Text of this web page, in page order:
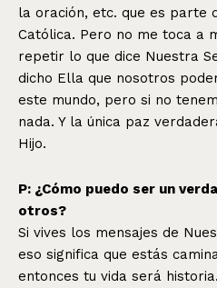
la oración, etc. que es parte
Católica. Pero no me toca a
repetir lo que dice Nuestra
dicho Ella que nosotros
este mundo, pero si no
nada. Y la única paz
Hijo.
P: ¿Cómo puedo ser un
otros?
Si vives los mensajes de
eso significa que estás
entonces tu vida será